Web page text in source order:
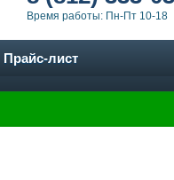
Время работы: Пн-Пт 10-18
Прайс-лист